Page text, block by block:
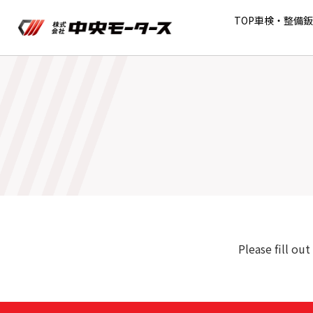
TOP車検・整備
Please fill